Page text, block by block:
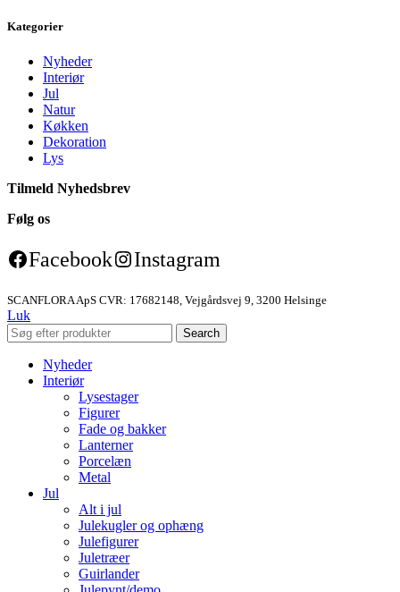
Kategorier
Nyheder
Interiør
Jul
Natur
Køkken
Dekoration
Lys
Tilmeld Nyhedsbrev
Følg os
Facebook Instagram
SCANFLORA ApS CVR: 17682148, Vejgårdsvej 9, 3200 Helsinge
Luk
Search
Nyheder
Interiør
Lysestager
Figurer
Fade og bakker
Lanterner
Porcelæn
Metal
Jul
Alt i jul
Julekugler og ophæng
Julefigurer
Juletræer
Guirlander